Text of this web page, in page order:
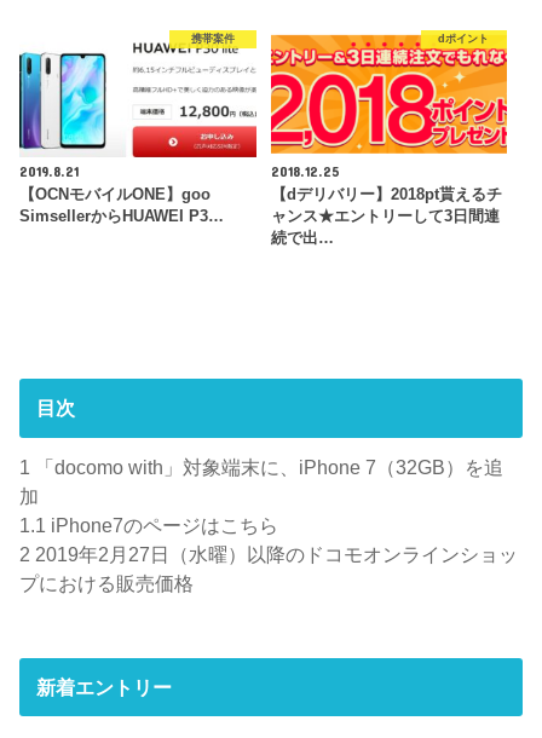
携帯案件
2019.8.21
【OCNモバイルONE】goo
SimsellerからHUAWEI P3…
dポイント
2018.12.25
【dデリバリー】2018pt貰えるチ
ャンス★エントリーして3日間連
続で出…
目次
1 「docomo with」対象端末に、iPhone 7（32GB）を追
加
1.1 iPhone7のページはこちら
2 2019年2月27日（水曜）以降のドコモオンラインショッ
プにおける販売価格
新着エントリー